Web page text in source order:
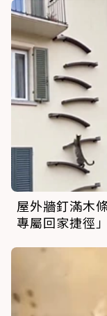
屋外牆釘滿木
專屬回家捷徑